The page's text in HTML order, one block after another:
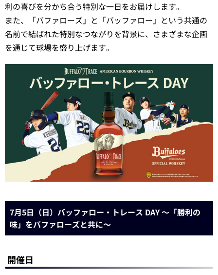
利の喜びを分かち合う特別な一日をお届けします。
また、「バファローズ」と「バッファロー」という共通の
名前で結ばれた特別なつながりを背景に、さまざまな企画
を通じて球場を盛り上げます。
7月5日（日）バッファロー・トレース DAY ～「勝利の
味」をバファローズと共に～
開催日